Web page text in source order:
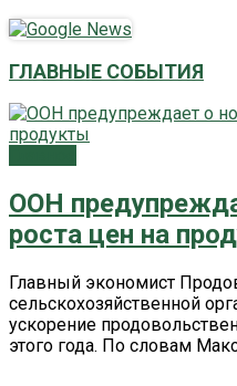
ГЛАВНЫЕ СОБЫТИЯ
ООН
роста цен на
Главный экономист
сельскохозяйственной
ускорение
этого года. По словам